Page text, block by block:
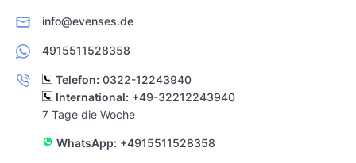
info@evenses.de
4915511528358
Telefon: 0322-12243940
International: +49-32212243940
7 Tage die Woche
WhatsApp: +4915511528358